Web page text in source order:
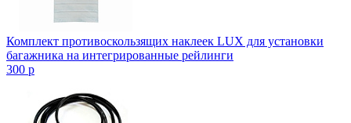
Комплект противоскользящих наклеек LUX для установки
багажника на интегрированные рейлинги
300 p